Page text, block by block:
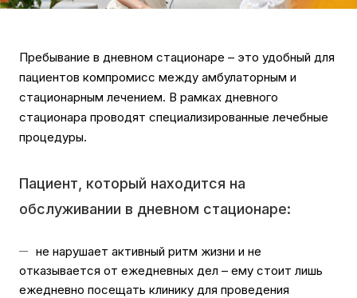
Пребывание в дневном стационаре – это удобный для
пациентов компромисс между амбулаторным и
стационарным лечением. В рамках дневного
стационара проводят специализированные лечебные
процедуры.
Пациент, который находится на
обслуживании в дневном стационаре:
не нарушает активный ритм жизни и не
отказывается от ежедневных дел – ему стоит лишь
ежедневно посещать клинику для проведения